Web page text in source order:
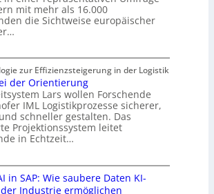
mit mehr als 16.000
die Sichtweise europäischer
zur Effizienzsteigerung in der Logistik
der Orientierung
Lars wollen Forschende
IML Logistikprozesse sicherer,
schneller gestalten. Das
Projektionssystem leitet
in Echtzeit…
in SAP: Wie saubere Daten KI-
Industrie ermöglichen